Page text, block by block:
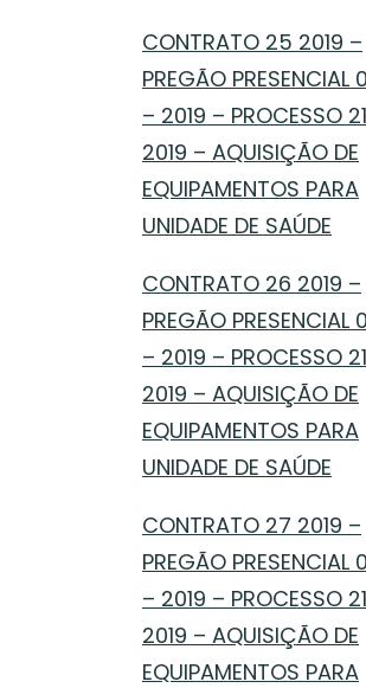
CONTRATO 25 2019 –
PREGÃO PRESENCIAL
– 2019 – PROCESSO 21
2019 – AQUISIÇÃO DE
EQUIPAMENTOS PARA
UNIDADE DE SAÚDE
CONTRATO 26 2019 –
PREGÃO PRESENCIAL
– 2019 – PROCESSO 21
2019 – AQUISIÇÃO DE
EQUIPAMENTOS PARA
UNIDADE DE SAÚDE
CONTRATO 27 2019 –
PREGÃO PRESENCIAL
– 2019 – PROCESSO 21
2019 – AQUISIÇÃO DE
EQUIPAMENTOS PARA